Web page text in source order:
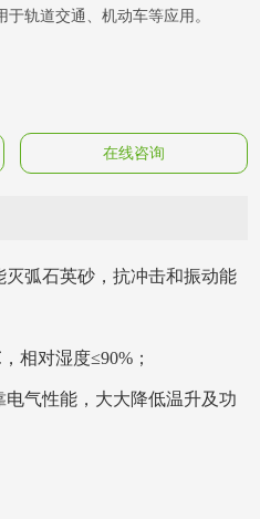
轨道交通、机动车等应用。
在线咨询
弧石英砂，抗冲击和振动能
相对湿度≤90%；
气性能，大大降低温升及功